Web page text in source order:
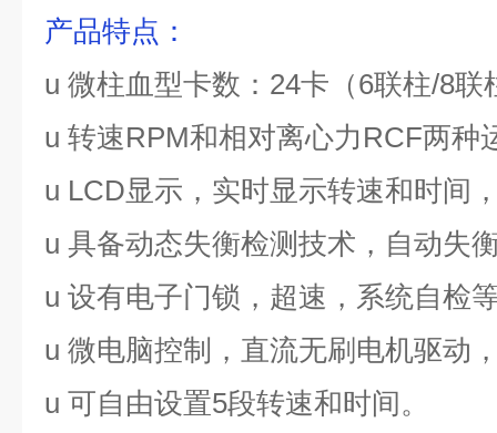
产品特点 ：
u 微柱血型卡数： 24卡（6联柱/8联
u 转速RPM和相对离心力 RCF两种
u LCD显示，实时显示转速和时间
u 具备动态失衡检测技术，自动失
u 设有电子门锁，超速，系统自检
u 微电脑控制，直流无刷电机驱动
u 可自由设置5段转速和时间。